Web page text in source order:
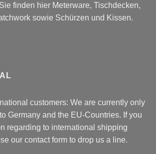
finden hier Meterware, Tischdecken,
sowie Schürzen und Kissen.
customers: We are currently only
Germany and the EU-Countries. If you
regarding to international shipping
our contact form to drop us a line.